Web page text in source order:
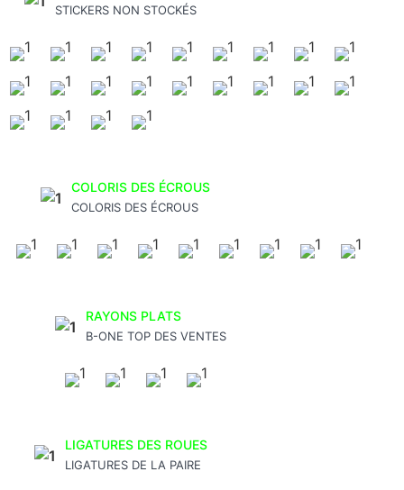
STICKERS NON STOCKÉS
COLORIS DES ÉCROUS
COLORIS DES ÉCROUS
RAYONS PLATS
B-ONE TOP DES VENTES
LIGATURES DES ROUES
LIGATURES DE LA PAIRE